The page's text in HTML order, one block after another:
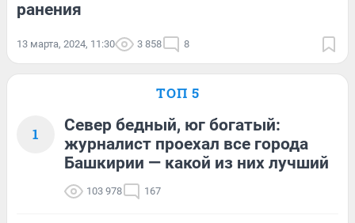
ранения
13 марта, 2024, 11:30 3 858 8
ТОП 5
1
Север бедный, юг богатый:
журналист проехал все города
Башкирии — какой из них лучший
103 978 167